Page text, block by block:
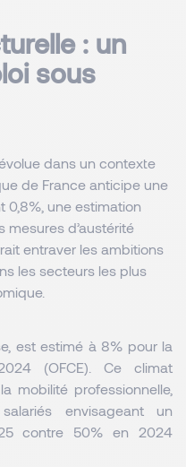
: un
sous
dans un contexte
de France anticipe une
0,8%, une estimation
mesures d’austérité
entraver les ambitions
les secteurs les plus
est estimé à 8% pour la
(OFCE). Ce climat
mobilité professionnelle,
envisageant un
contre 50% en 2024